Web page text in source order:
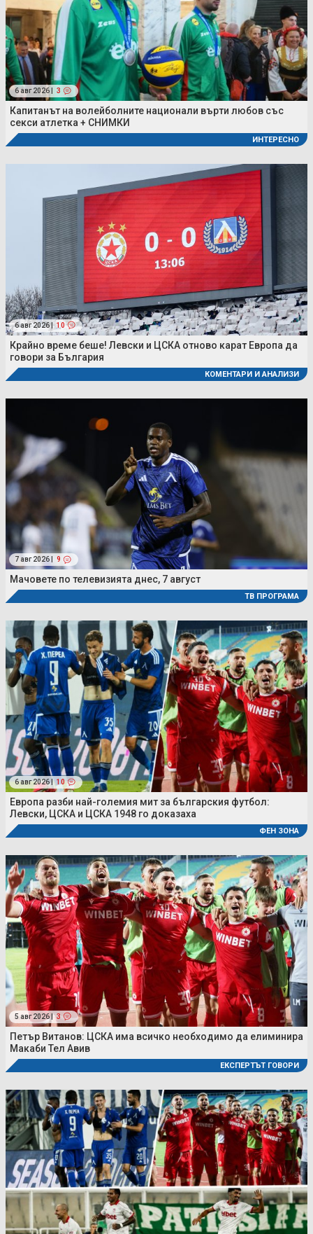
6 авг 2026 | 3
Капитанът на волейболните национали върти любов със
секси атлетка + СНИМКИ
ИНТЕРЕСНО
6 авг 2026 | 10
Крайно време беше! Левски и ЦСКА отново карат Европа да
говори за България
КОМЕНТАРИ И АНАЛИЗИ
7 авг 2026 | 9
Мачовете по телевизията днес, 7 август
ТВ ПРОГРАМА
6 авг 2026 | 10
Европа разби най-големия мит за българския футбол:
Левски, ЦСКА и ЦСКА 1948 го доказаха
ФЕН ЗОНА
5 авг 2026 | 3
Петър Витанов: ЦСКА има всичко необходимо да елиминира
Макаби Тел Авив
ЕКСПЕРТЪТ ГОВОРИ